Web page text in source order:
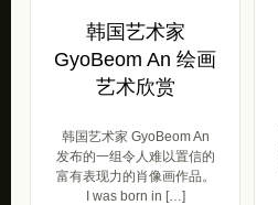
韩国艺术家
GyoBeom An 绘画
艺术欣赏
韩国艺术家 GyoBeom An
发布的一组令人难以置信的
富有表现力的肖像画作品。
I was born in […]